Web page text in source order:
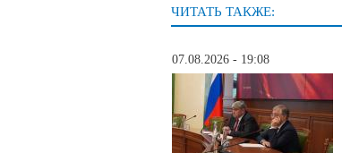
ЧИТАТЬ ТАКЖЕ:
07.08.2026 - 19:08